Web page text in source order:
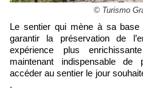
© Turismo
Le sentier qui mène à sa base est désormais régulé afin de
garantir la préservation de
expérience plus
maintenant indispensable de
accéder au sentier le jour
.